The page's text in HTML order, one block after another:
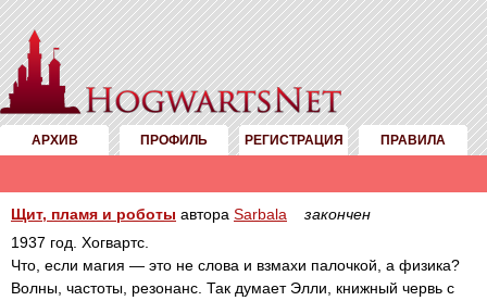
АРХИВ ПРОФИЛЬ РЕГИСТРАЦИЯ ПРАВИЛА
Щит, пламя и роботы автора Sarbala
закончен
1937 год. Хогвартс.
Что, если магия — это не слова и взмахи палочкой, а физика?
Волны, частоты, резонанс. Так думает Элли, книжный червь с